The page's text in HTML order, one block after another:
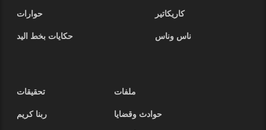
كاريكاتير
حوارات
ناس وناس
حكايات بخط اليد
ملفات
تحقيقات
حوادث وقضايا
ربنا كريم